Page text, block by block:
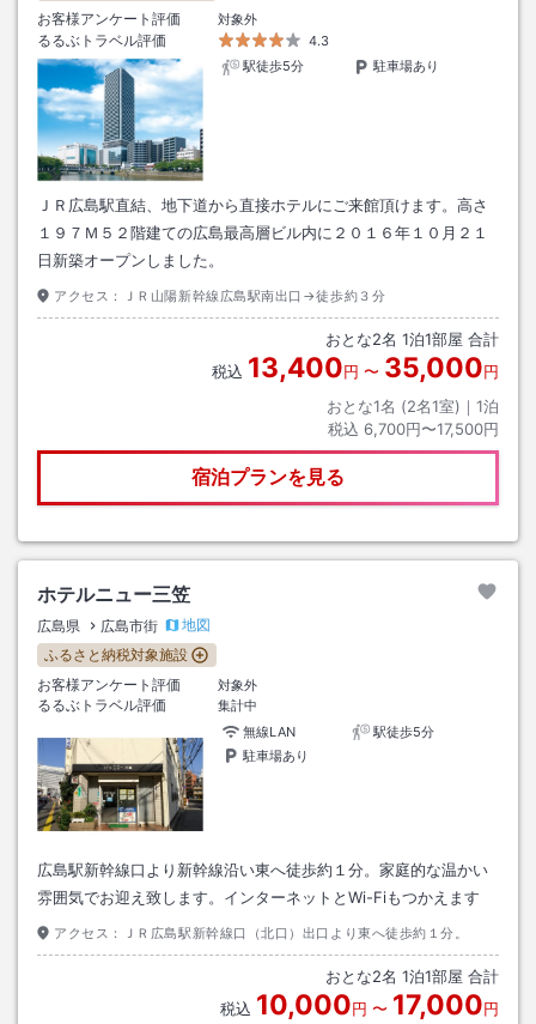
お客様アンケート評価
対象外
るるぶトラベル評価
4.3
駅徒歩5分
駐車場あり
ＪＲ広島駅直結、地下道から直接ホテルにご来館頂けます。高さ
１９７Ｍ５２階建ての広島最高層ビル内に２０１６年１０月２１
日新築オープンしました。
アクセス： ＪＲ山陽新幹線広島駅南出口→徒歩約３分
おとな2名 1泊1部屋 合計
税込 13,400円 〜 35,000円
おとな1名 (2名1室)｜ 1泊
税込 6,700円〜17,500円
宿泊プランを見る
ホテルニュー三笠
広島県 広島市街
地図
ふるさと納税対象施設
お客様アンケート評価
対象外
るるぶトラベル評価
集計中
無線LAN
駅徒歩5分
駐車場あり
広島駅新幹線口より新幹線沿い東へ徒歩約１分。家庭的な温かい
雰囲気でお迎え致します。インターネットとWi-Fiもつかえます
アクセス： ＪＲ広島駅新幹線口（北口）出口より東へ徒歩約１分。
おとな2名 1泊1部屋 合計
税込 10,000円 〜 17,000円